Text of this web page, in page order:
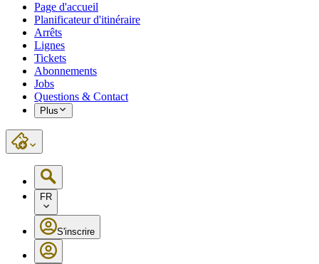
Page d'accueil
Planificateur d'itinéraire
Arrêts
Lignes
Tickets
Abonnements
Jobs
Questions & Contact
Plus
FR
S'inscrire